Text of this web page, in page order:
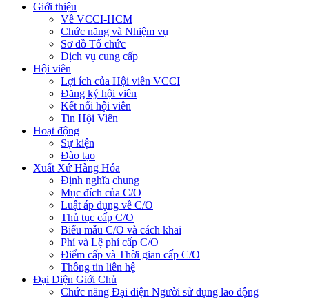
Giới thiệu
Về VCCI-HCM
Chức năng và Nhiệm vụ
Sơ đồ Tổ chức
Dịch vụ cung cấp
Hội viên
Lợi ích của Hội viên VCCI
Đăng ký hội viên
Kết nối hội viên
Tin Hội Viên
Hoạt động
Sự kiện
Đào tạo
Xuất Xứ Hàng Hóa
Định nghĩa chung
Mục đích của C/O
Luật áp dụng về C/O
Thủ tục cấp C/O
Biểu mẫu C/O và cách khai
Phí và Lệ phí cấp C/O
Điểm cấp và Thời gian cấp C/O
Thông tin liên hệ
Đại Diện Giới Chủ
Chức năng Đại diện Người sử dụng lao động